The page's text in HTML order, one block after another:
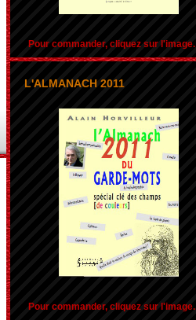
Pour commander, cliquez sur l'image.
L'ALMANACH 2011
Pour commander, cliquez sur l'image.